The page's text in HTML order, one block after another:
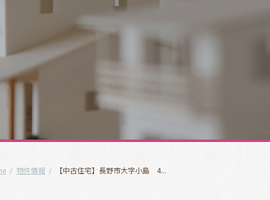
/ 物件情報 / 【中古住宅】長野市大字小島 4...